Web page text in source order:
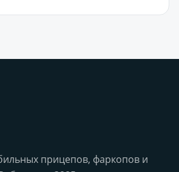
прицепов, фаркопов и